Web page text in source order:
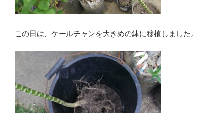
この日は、ケールチャンを大きめの鉢に移植しました。